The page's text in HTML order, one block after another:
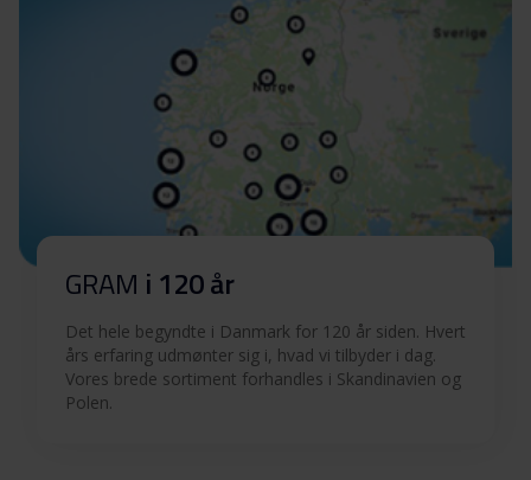
GRAM i 120 år
Det hele begyndte i Danmark for 120 år siden. Hvert
års erfaring udmønter sig i, hvad vi tilbyder i dag.
Vores brede sortiment forhandles i Skandinavien og
Polen.